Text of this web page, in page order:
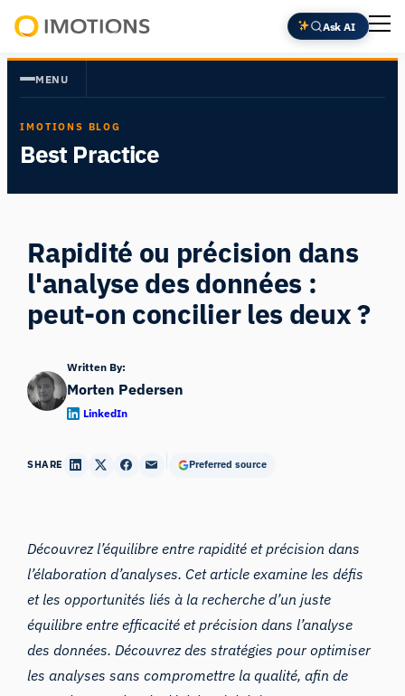
Aller
au
contenu
Insight
Ask AI
MENU
IMOTIONS BLOG
Best Practice
Rapidité ou précision dans
l'analyse des données :
peut-on concilier les deux ?
Written By:
Morten Pedersen
LinkedIn
SHARE Preferred source
Découvrez l’équilibre entre rapidité et précision dans
l’élaboration d’analyses. Cet article examine les défis
et les opportunités liés à la recherche d’un juste
équilibre entre efficacité et précision dans l’analyse
des données. Découvrez des stratégies pour optimiser
les analyses sans compromettre la qualité, afin de